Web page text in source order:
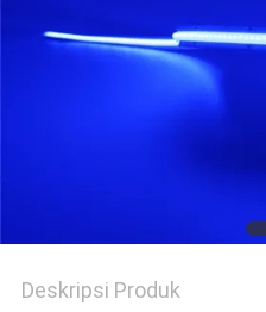
Deskripsi Produk